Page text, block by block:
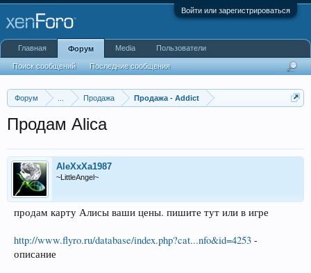
Войти или зарегистрироваться
Форум Продажа Продажа - Addict
Продам Alica
AleXxXa1987
~LittleAngel~
продам карту Алисы ваши цены. пишите тут или в игре
http://www.flyro.ru/database/index.php?cat...nfo&id=4253 -
описание
Главная Форум
Поиск сообщений Последние сообщения
Media Пользователи